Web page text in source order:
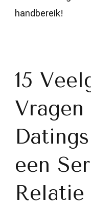
handbereik!
15
Vragen
een
Relatie